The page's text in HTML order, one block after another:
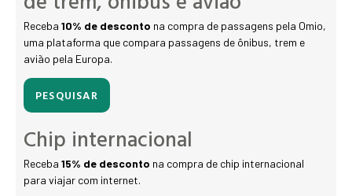
Receba 10% de desconto na compra de passagens pela Omio,
uma plataforma que compara passagens de ônibus, trem e
avião pela Europa.
PESQUISAR
Chip internacional
Receba 15% de desconto na compra de chip internacional
para viajar com internet.